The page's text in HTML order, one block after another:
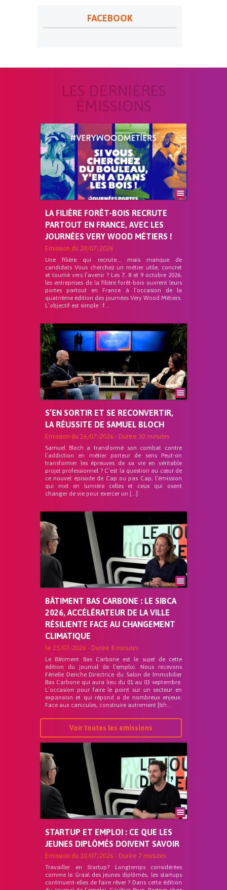
FACEBOOK
LES DERNIÈRES
ÉMISSIONS
LA FILIÈRE FORÊT-BOIS RECRUTE
PARTOUT EN FRANCE, AVEC LES
JOURNÉES VERY WOOD MÉTIERS !
Emission du 20/07/2026
Une filière qui recrute… mais manque de
candidats Vous cherchez un métier utile, concret
et tourné vers l’avenir ? Les 7, 8 et 9 octobre 2026,
les entreprises de la filière forêt-bois ouvrent leurs
portes partout en France à l’occasion de la
quatrième édition des journées Very Wood Métiers.
L’objectif est simple : f...
S’EN SORTIR ET SE RECONVERTIR,
LA RÉUSSITE DE SAMUEL BLOCH
Emission du 16/07/2026 - Durée 30 minutes
Samuel Bloch a transformé son combat contre
l’addiction en métier porteur de sens Peut-on
transformer les épreuves de sa vie en véritable
projet professionnel ? C’est la question au cœur de
ce nouvel épisode de Cap ou pas Cap, l’émission
qui met en lumière celles et ceux qui osent
changer de vie pour exercer un […]
BÂTIMENT BAS CARBONE : LE SIBCA
2026, ACCÉLÉRATEUR DE LA VILLE
RÉSILIENTE FACE AU CHANGEMENT
CLIMATIQUE
le 15/07/2026 - Durée 8 minutes
Le Bâtiment Bas Carbone est le sujet de cette
édition du journal de l’emploi. Nous recevons
Férielle Deriche Directrice du Salon de Immobilier
Bas Carbone qui aura lieu du 01 au 03 septembre.
L’occasion pour faire le point sur un secteur en
expansion et qui répond a de nombreux enjeux.
Face aux canicules, construire autrement [&h...
Voir toutes les emissions
STARTUP ET EMPLOI : CE QUE LES
JEUNES DIPLÔMÉS DOIVENT SAVOIR
Emission du 10/07/2026 - Durée 7 minutes
Travailler en Startup? Longtemps considérées
comme le Graal des jeunes diplômés, les startups
continuent-elles de faire rêver ? Dans cette édition